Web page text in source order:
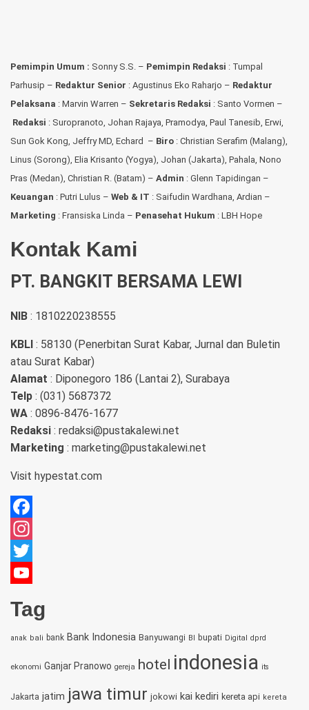
Pemimpin Umum : Sonny S.S. – Pemimpin Redaksi : Tumpal
Parhusip – Redaktur Senior : Agustinus Eko Raharjo – Redaktur
Pelaksana : Marvin Warren – Sekretaris Redaksi : Santo Vormen –
Redaksi : Suropranoto, Johan Rajaya, Pramodya, Paul Tanesib, Erwi,
Sun Gok Kong, Jeffry MD, Echard – Biro : Christian Serafim (Malang),
Linus (Sorong), Elia Krisanto (Yogya), Johan (Jakarta), Pahala, Nono
Pras (Medan), Christian R. (Batam) – Admin : Glenn Tapidingan –
Keuangan : Putri Lulus – Web & IT : Saifudin Wardhana, Ardian –
Marketing : Fransiska Linda – Penasehat Hukum : LBH Hope
Kontak Kami
PT. BANGKIT BERSAMA LEWI
NIB : 1810220238555
KBLI : 58130 (Penerbitan Surat Kabar, Jurnal dan Buletin
atau Surat Kabar)
Alamat : Diponegoro 186 (Lantai 2), Surabaya
Telp : (031) 5687372
WA : 0896-8476-1677
Redaksi : redaksi@pustakalewi.net
Marketing : marketing@pustakalewi.net
Visit hypestat.com
Facebook
Instagram
Twitter
Channel
Tag
anak bali bank Bank Indonesia Banyuwangi BI bupati Digital dprd
ekonomi Ganjar Pranowo gereja hotel indonesia its
Jakarta jatim jawa timur jokowi kai kediri kereta api kereta